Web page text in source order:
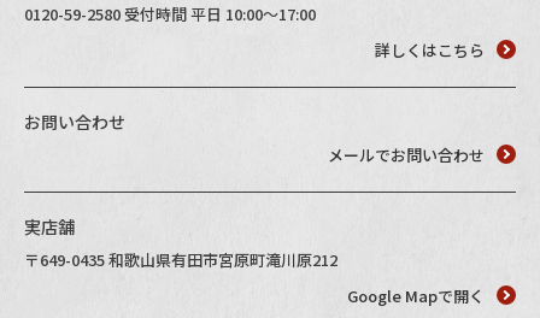
0120-59-2580 受付時間 平日 10:00～17:00
詳しくはこちら
お問い合わせ
メールでお問い合わせ
実店舗
〒649-0435 和歌山県有田市宮原町滝川原212
Google Mapで開く